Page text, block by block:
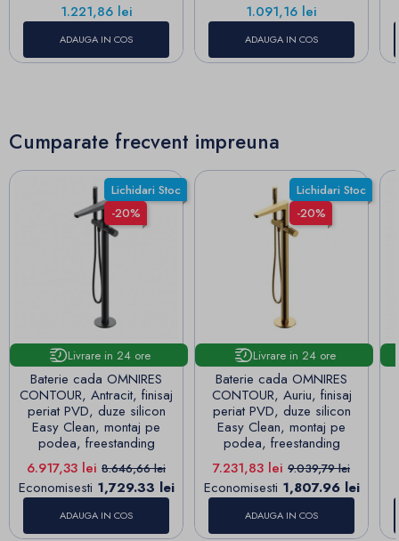
Pret
1.221,86 lei
ADAUGA IN COS
Pret
1.091,16 lei
ADAUGA IN COS
Cumparate frecvent impreuna
Lichidari Stoc
-20%
Livrare in 24 ore
Baterie cada OMNIRES
CONTOUR, Antracit, finisaj
periat PVD, duze silicon
Easy Clean, montaj pe
podea, freestanding
Pret
6.917,33 lei Pret de baza
8.646,66 lei
Economisesti 1,729.33 lei
ADAUGA IN COS
Lichidari Stoc
-20%
Livrare in 24 ore
Baterie cada OMNIRES
CONTOUR, Auriu, finisaj
periat PVD, duze silicon
Easy Clean, montaj pe
podea, freestanding
Pret
7.231,83 lei Pret de baza
9.039,79 lei
Economisesti 1,807.96 lei
ADAUGA IN COS